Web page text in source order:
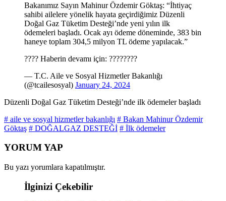
Bakanımız Sayın Mahinur Özdemir Göktaş: “İhtiyaç
sahibi ailelere yönelik hayata geçirdiğimiz Düzenli
Doğal Gaz Tüketim Desteği’nde yeni yılın ilk
ödemeleri başladı. Ocak ayı ödeme döneminde, 383 bin
haneye toplam 304,5 milyon TL ödeme yapılacak.”
???? Haberin devamı için: ????????
— T.C. Aile ve Sosyal Hizmetler Bakanlığı
(@tcailesosyal) January 24, 2024
Düzenli Doğal Gaz Tüketim Desteği’nde ilk ödemeler başladı
# aile ve sosyal hizmetler bakanlığı # Bakan Mahinur Özdemir
Göktaş # DOĞALGAZ DESTEĞİ # İlk ödemeler
YORUM YAP
Bu yazı yorumlara kapatılmıştır.
İlginizi Çekebilir